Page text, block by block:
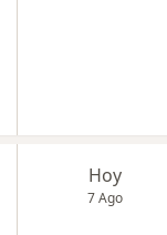
Hoy
7 Ago